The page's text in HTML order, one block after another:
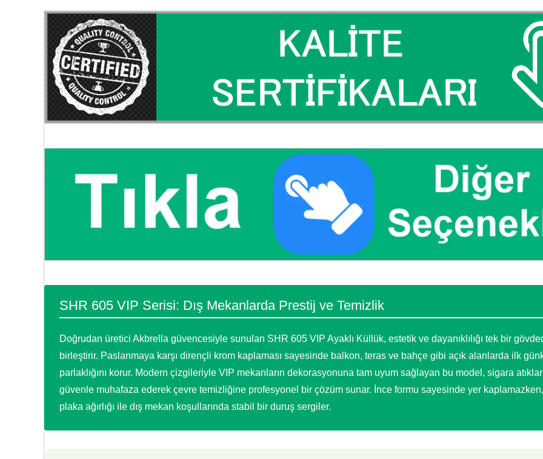
SHR 605 VIP Serisi: Dış Mekanlarda Prestij ve Temizlik
Doğrudan üretici Akbrella güvencesiyle sunulan SHR 605 VIP Ayaklı Küllük, estetik ve dayanıklılığı tek bir
birleştirir. Paslanmaya karşı dirençli krom kaplaması sayesinde balkon, teras ve bahçe gibi açık alanlarda ilk
parlaklığını korur. Modern çizgileriyle VIP mekanların dekorasyonuna tam uyum sağlayan bu model, sigara
güvenle muhafaza ederek çevre temizliğine profesyonel bir çözüm sunar. İnce formu sayesinde yer
plaka ağırlığı ile dış mekan koşullarında stabil bir duruş sergiler.